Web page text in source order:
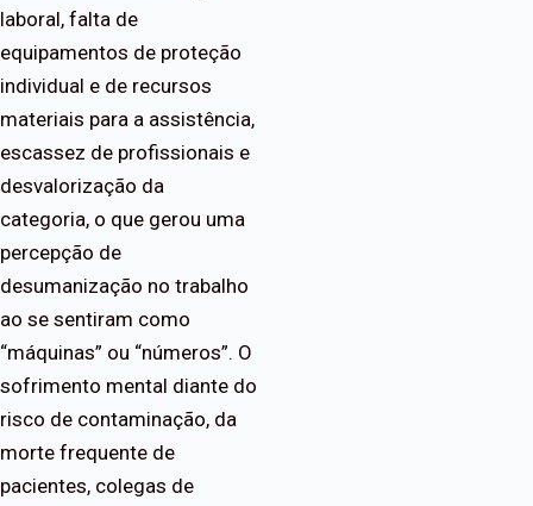
laboral, falta de
equipamentos de proteção
individual e de recursos
materiais para a assistência,
escassez de profissionais e
desvalorização da
categoria, o que gerou uma
percepção de
desumanização no trabalho
ao se sentiram como
“máquinas” ou “números”. O
sofrimento mental diante do
risco de contaminação, da
morte frequente de
pacientes, colegas de